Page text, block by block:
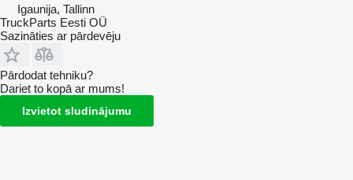
Igaunija, Tallinn
TruckParts Eesti OÜ
Sazināties ar pārdevēju
Pārdodat tehniku?
Dariet to kopā ar mums!
Izvietot sludinājumu